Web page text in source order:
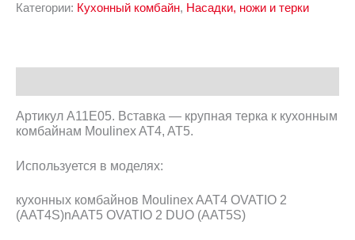
Категории: Кухонный комбайн, Насадки, ножи и терки
Артикул A11E05. Вставка — крупная терка к кухонным
комбайнам Moulinex AT4, AT5.
Используется в моделях:
кухонных комбайнов Moulinex AAT4 OVATIO 2
(AAT4S)nAAT5 OVATIO 2 DUO (AAT5S)